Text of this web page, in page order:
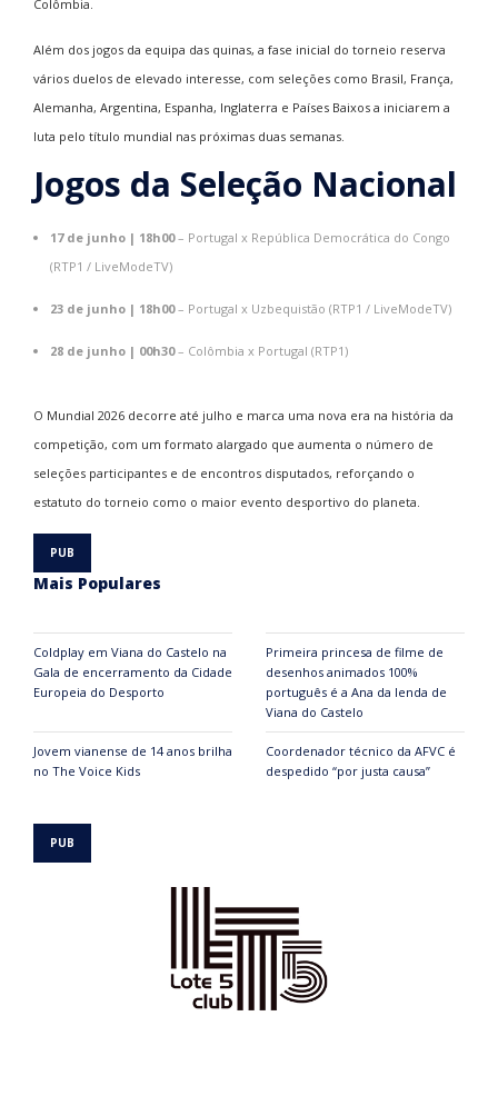
Colômbia.
Além dos jogos da equipa das quinas, a fase inicial do torneio reserva
vários duelos de elevado interesse, com seleções como Brasil, França,
Alemanha, Argentina, Espanha, Inglaterra e Países Baixos a iniciarem a
luta pelo título mundial nas próximas duas semanas.
Jogos da Seleção Nacional
17 de junho | 18h00– Portugal x República Democrática do Congo
(RTP1 / LiveModeTV)
23 de junho | 18h00– Portugal x Uzbequistão (RTP1 / LiveModeTV)
28 de junho | 00h30– Colômbia x Portugal (RTP1)
O Mundial 2026 decorre até julho e marca uma nova era na história da
competição, com um formato alargado que aumenta o número de
seleções participantes e de encontros disputados, reforçando o
estatuto do torneio como o maior evento desportivo do planeta.
Mais Populares
Coldplay em Viana do Castelo na
Gala de encerramento da Cidade
Europeia do Desporto
Primeira princesa de filme de
desenhos animados 100%
português é a Ana da lenda de
Viana do Castelo
Jovem vianense de 14 anos brilha
no The Voice Kids
Coordenador técnico da AFVC é
despedido “por justa causa”